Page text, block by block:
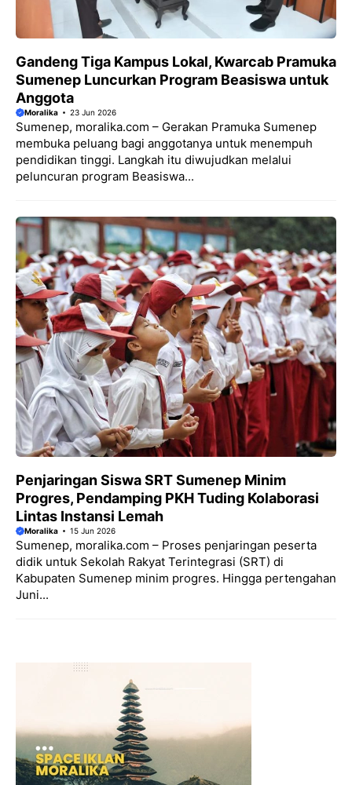
Gandeng Tiga Kampus Lokal, Kwarcab Pramuka
Sumenep Luncurkan Program Beasiswa untuk
Anggota
Moralika 23 Jun 2026
Sumenep, moralika.com – Gerakan Pramuka Sumenep
membuka peluang bagi anggotanya untuk menempuh
pendidikan tinggi. Langkah itu diwujudkan melalui
peluncuran program Beasiswa...
Penjaringan Siswa SRT Sumenep Minim
Progres, Pendamping PKH Tuding Kolaborasi
Lintas Instansi Lemah
Moralika 15 Jun 2026
Sumenep, moralika.com – Proses penjaringan peserta
didik untuk Sekolah Rakyat Terintegrasi (SRT) di
Kabupaten Sumenep minim progres. Hingga pertengahan
Juni...